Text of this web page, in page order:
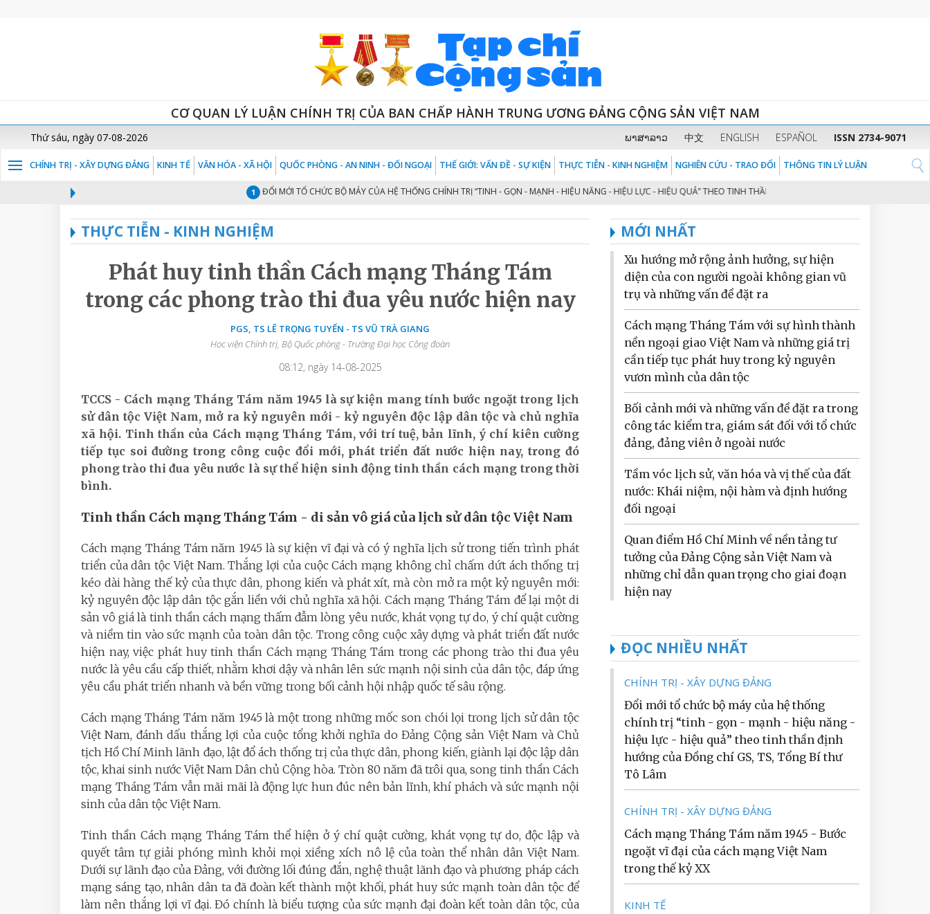
CƠ QUAN LÝ LUẬN CHÍNH TRỊ CỦA BAN CHẤP HÀNH TRUNG ƯƠNG ĐẢNG CỘNG SẢN VIỆT NAM
Thứ sáu, ngày 07-08-2026 ພາສາລາວ 中文 ENGLISH ESPAÑOL ISSN 2734-9071
CHÍNH TRỊ - XÂY DỰNG ĐẢNG KINH TẾ VĂN HÓA - XÃ HỘI QUỐC PHÒNG - AN NINH - ĐỐI NGOẠI THẾ GIỚI: VẤN ĐỀ - SỰ KIỆN THỰC TIỄN - KINH NGHIỆM NGHIÊN CỨU - TRAO ĐỔI THÔNG TIN LÝ LUẬN
ĐỔI MỚI TỔ CHỨC BỘ MÁY CỦA HỆ THỐNG CHÍNH TRỊ “TINH - GỌN - MẠNH - HIỆU NĂNG - HIỆU LỰC - HIỆU QUẢ” THEO TINH THẦN ĐỊNH HƯỚNG CỦA ĐỒNG CHÍ GS, TS, TỔNG
THỰC TIỄN - KINH NGHIỆM
Phát huy tinh thần Cách mạng Tháng Tám
trong các phong trào thi đua yêu nước hiện nay
PGS, TS LÊ TRỌNG TUYẾN - TS VŨ TRÀ GIANG
Học viện Chính trị, Bộ Quốc phòng - Trường Đại học Công đoàn
08:12, ngày 14-08-2025
TCCS - Cách mạng Tháng Tám năm 1945 là sự kiện mang tính bước ngoặt trong lịch
sử dân tộc Việt Nam, mở ra kỷ nguyên mới - kỷ nguyên độc lập dân tộc và chủ nghĩa
xã hội. Tinh thần của Cách mạng Tháng Tám, với trí tuệ, bản lĩnh, ý chí kiên cường
tiếp tục soi đường trong công cuộc đổi mới, phát triển đất nước hiện nay, trong đó
phong trào thi đua yêu nước là sự thể hiện sinh động tinh thần cách mạng trong thời
bình.
Tinh thần Cách mạng Tháng Tám - di sản vô giá của lịch sử dân tộc Việt Nam
Cách mạng Tháng Tám năm 1945 là sự kiện vĩ đại và có ý nghĩa lịch sử trong tiến trình phát
triển của dân tộc Việt Nam. Thắng lợi của cuộc Cách mạng không chỉ chấm dứt ách thống trị
kéo dài hàng thế kỷ của thực dân, phong kiến và phát xít, mà còn mở ra một kỷ nguyên mới:
kỷ nguyên độc lập dân tộc gắn liền với chủ nghĩa xã hội. Cách mạng Tháng Tám để lại một di
sản vô giá là tinh thần cách mạng thấm đẫm lòng yêu nước, khát vọng tự do, ý chí quật cường
và niềm tin vào sức mạnh của toàn dân tộc. Trong công cuộc xây dựng và phát triển đất nước
hiện nay, việc phát huy tinh thần Cách mạng Tháng Tám trong các phong trào thi đua yêu
nước là yêu cầu cấp thiết, nhằm khơi dậy và nhân lên sức mạnh nội sinh của dân tộc, đáp ứng
yêu cầu phát triển nhanh và bền vững trong bối cảnh hội nhập quốc tế sâu rộng.
Cách mạng Tháng Tám năm 1945 là một trong những mốc son chói lọi trong lịch sử dân tộc
Việt Nam, đánh dấu thắng lợi của cuộc tổng khởi nghĩa do Đảng Cộng sản Việt Nam và Chủ
tịch Hồ Chí Minh lãnh đạo, lật đổ ách thống trị của thực dân, phong kiến, giành lại độc lập dân
tộc, khai sinh nước Việt Nam Dân chủ Cộng hòa. Tròn 80 năm đã trôi qua, song tinh thần Cách
mạng Tháng Tám vẫn mãi mãi là động lực hun đúc nên bản lĩnh, khí phách và sức mạnh nội
sinh của dân tộc Việt Nam.
Tinh thần Cách mạng Tháng Tám thể hiện ở ý chí quật cường, khát vọng tự do, độc lập và
quyết tâm tự giải phóng mình khỏi mọi xiềng xích nô lệ của toàn thể nhân dân Việt Nam.
Dưới sự lãnh đạo của Đảng, với đường lối đúng đắn, nghệ thuật lãnh đạo và phương pháp cách
mạng sáng tạo, nhân dân ta đã đoàn kết thành một khối, phát huy sức mạnh toàn dân tộc để
làm nên thắng lợi vĩ đại. Đó chính là biểu tượng của sức mạnh đại đoàn kết toàn dân tộc, của
MỚI NHẤT
Xu hướng mở rộng ảnh hưởng, sự hiện
diện của con người ngoài không gian vũ
trụ và những vấn đề đặt ra
Cách mạng Tháng Tám với sự hình thành
nền ngoại giao Việt Nam và những giá trị
cần tiếp tục phát huy trong kỷ nguyên
vươn mình của dân tộc
Bối cảnh mới và những vấn đề đặt ra trong
công tác kiểm tra, giám sát đối với tổ chức
đảng, đảng viên ở ngoài nước
Tầm vóc lịch sử, văn hóa và vị thế của đất
nước: Khái niệm, nội hàm và định hướng
đối ngoại
Quan điểm Hồ Chí Minh về nền tảng tư
tưởng của Đảng Cộng sản Việt Nam và
những chỉ dẫn quan trọng cho giai đoạn
hiện nay
ĐỌC NHIỀU NHẤT
CHÍNH TRỊ - XÂY DỰNG ĐẢNG
Đổi mới tổ chức bộ máy của hệ thống
chính trị “tinh - gọn - mạnh - hiệu năng -
hiệu lực - hiệu quả” theo tinh thần định
hướng của Đồng chí GS, TS, Tổng Bí thư
Tô Lâm
CHÍNH TRỊ - XÂY DỰNG ĐẢNG
Cách mạng Tháng Tám năm 1945 - Bước
ngoặt vĩ đại của cách mạng Việt Nam
trong thế kỷ XX
KINH TẾ